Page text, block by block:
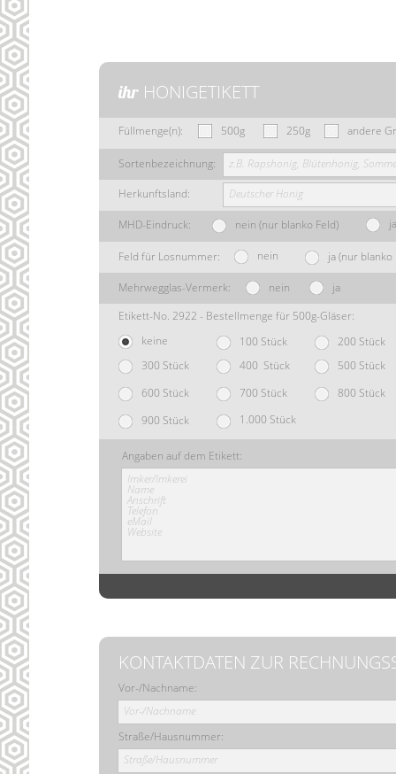
ihr HONIGETIKETT
KONTAKTDATEN ZUR
Vor-/Nachname:
Vor-/Nachname
Straße/Hausnummer:
Straße/Hausnummer
Mehrwegglas-Vermerk: nein ja
Sortenbezeichnung:
z.B. Rapshonig, Blütenhonig,
Herkunftsland:
Deutscher Honig
Angaben auf dem Etikett:
Imker/Imkerei
Name
Anschrift
Telefon
eMail
Website
MHD-Eindruck: nein (nur blanko Feld)
Feld für Losnummer: nein ja (nur blanko
Füllmenge(n): 500g 250g andere
Etikett-No. 2922 - Bestellmenge für 500g-Gläser:
100 Stück
200 Stück
300 Stück
400 Stück 500 Stück
keine
600 Stück 700 Stück
800 Stück
900 Stück
1.000 Stück